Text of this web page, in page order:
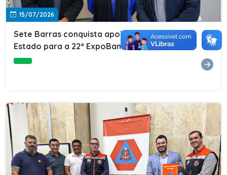
15/07/2026
Sete Barras conquista apoio do Governo do
Estado para a 22ª ExpoBanana